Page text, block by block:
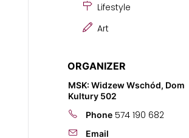
Lifestyle
Art
ORGANIZER
MSK: Widzew Wschód, Dom
Kultury 502
Phone 574 190 682
Email